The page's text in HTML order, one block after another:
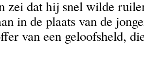
zei dat hij snel wilde
in de plaats van de
van een geloofsheld,